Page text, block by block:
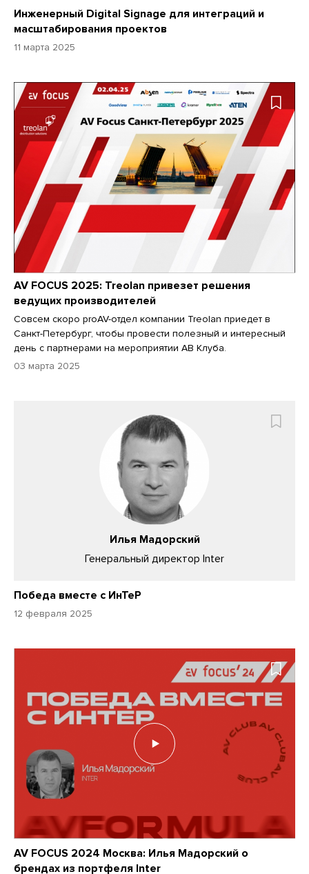
Инженерный Digital Signage для интеграций и
масштабирования проектов
11 марта 2025
AV FOCUS 2025: Treolan привезет решения
ведущих производителей
Совсем скоро proAV-отдел компании Treolan приедет в
Санкт-Петербург, чтобы провести полезный и интересный
день с партнерами на мероприятии АВ Клуба.
03 марта 2025
Илья Мадорский
Генеральный директор Inter
Победа вместе с ИнТеР
12 февраля 2025
AV FOCUS 2024 Москва: Илья Мадорский о
брендах из портфеля Inter